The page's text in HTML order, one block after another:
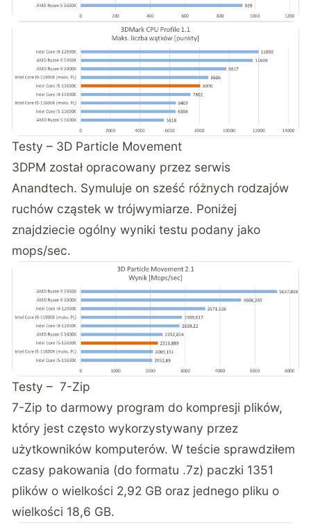
Testy – 3D Particle Movement
3DPM został opracowany przez serwis
Anandtech. Symuluje on sześć różnych rodzajów
ruchów cząstek w trójwymiarze. Poniżej
znajdziecie ogólny wyniki testu podany jako
mops/sec.
Testy – 7-Zip
7-Zip to darmowy program do kompresji plików,
który jest często wykorzystywany przez
użytkowników komputerów. W teście sprawdziłem
czasy pakowania (do formatu .7z) paczki 1351
plików o wielkości 2,92 GB oraz jednego pliku o
wielkości 18,6 GB.